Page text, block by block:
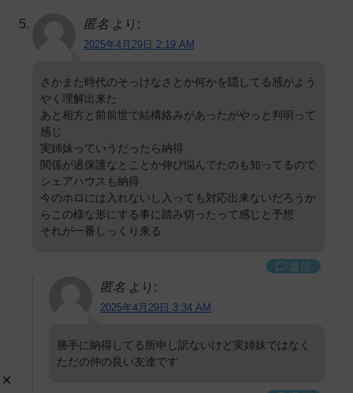
匿名 より:
2025年4月29日 2:19 AM
さかまた時代のそっけなさとか何かを隠してる感がよう
やく理解出来た
あと相方と前前世で結構絡みがあったがやっと判明って
感じ
実姉妹っていうだったら納得
関係が過保護なとことか伸び悩んでたのも知ってるので
シェアハウスも納得
今のホロには入れないし入っても対応出来ないだろうか
らこの様な形にする事に踏み切ったって感じと予想
それが一番しっくり来る
返信
匿名 より:
2025年4月29日 3:34 AM
勝手に納得してる所申し訳ないけど実姉妹ではなく
ただの仲の良い友達です